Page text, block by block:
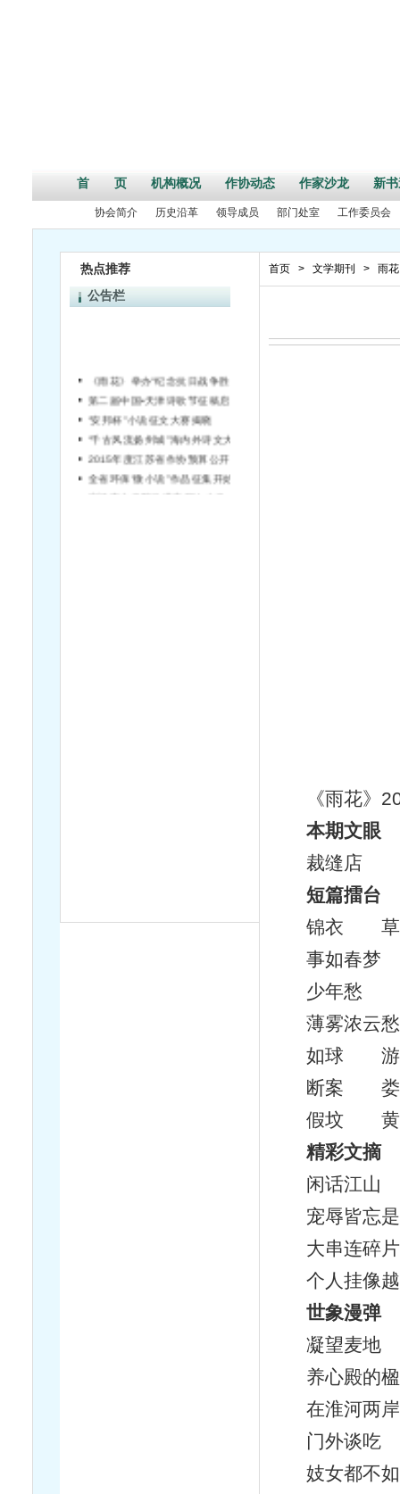
首 页 机构概况 作协动态 作家沙龙 新
协会简介 历史沿革 领导成员 部门处室 工作委员会
热点推荐
公告栏
第二届中国•天津诗歌节征稿启事
“安邦杯”小说征文大赛揭晓
首页 > 文学期刊 > 雨花
《雨花》
本期文眼
裁缝店
短篇擂台
锦衣 草
事如春
少年愁
薄雾浓云
如球 游
断案 娄
假坟 黄
精彩文摘
闲话江山
宠辱皆忘
大串连碎
个人挂像
世象漫弹
凝望麦
养心殿的
在淮河两
门外谈吃
妓女都不